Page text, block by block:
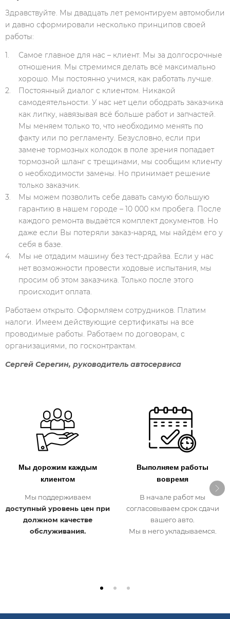
Здравствуйте. Мы двадцать лет ремонтируем автомобили
и давно сформировали несколько принципов своей
работы:
Самое главное для нас – клиент. Мы за долгосрочные
отношения. Мы стремимся делать всё максимально
хорошо. Мы постоянно учимся, как работать лучше.
Постоянный диалог с клиентом. Никакой
самодеятельности. У нас нет цели ободрать заказчика
как липку, навязывая всё больше работ и запчастей.
Мы меняем только то, что необходимо менять по
факту или по регламенту. Безусловно, если при
замене тормозных колодок в поле зрения попадает
тормозной шланг с трещинами, мы сообщим клиенту
о необходимости замены. Но принимает решение
только заказчик.
Мы можем позволить себе давать самую большую
гарантию в нашем городе – 10 000 км пробега. После
каждого ремонта выдаётся комплект документов. Но
даже если Вы потеряли заказ-наряд, мы найдём его у
себя в базе.
Мы не отдадим машину без тест-драйва. Если у нас
нет возможности провести ходовые испытания, мы
просим об этом заказчика. Только после этого
происходит оплата.
Работаем открыто. Оформляем сотрудников. Платим
налоги. Имеем действующие сертификаты на все
проводимые работы. Работаем по договорам, с
организациями, по госконтрактам.
Сергей Серегин, руководитель автосервиса
Мы дорожим каждым
клиентом
Мы поддерживаем
доступный уровень цен при
должном качестве
обслуживания.
Выполняем работы
вовремя
В начале работ мы
согласовываем срок сдачи
вашего авто.
Мы в него укладываемся.